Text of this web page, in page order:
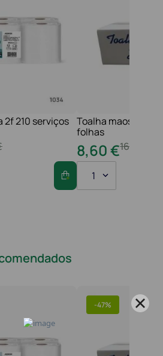
2f 210 serviços Toalha maos 2f
folhas
16
8,60€
1
-47%